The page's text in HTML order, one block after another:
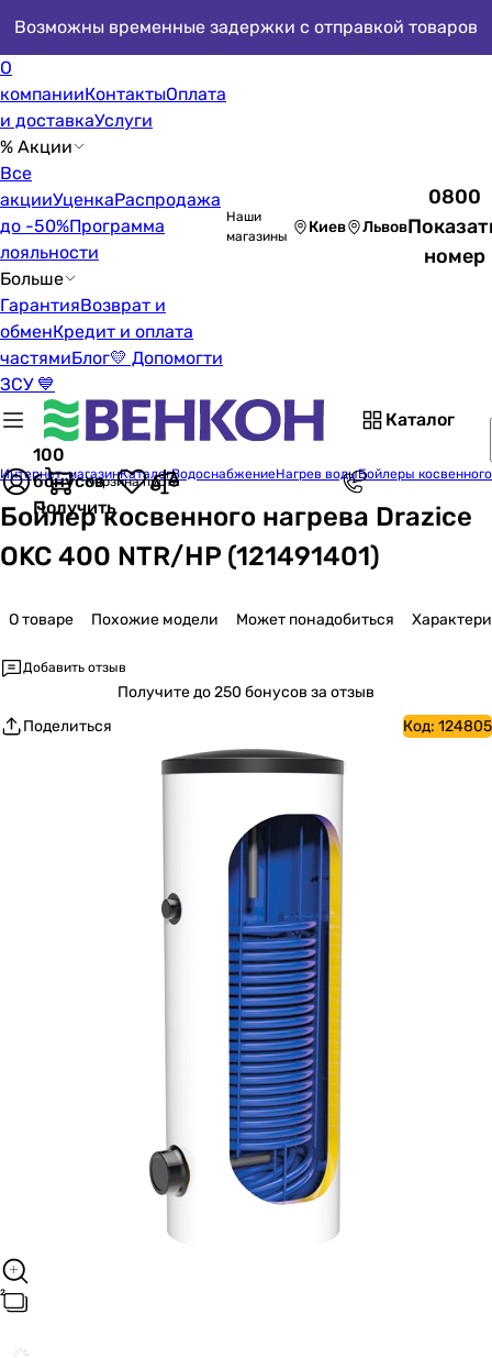
Возможны временные задержки с отправкой товаров
О
компанииКонтактыОплата
и доставкаУслуги
% Акции
Все
акцииУценкаРаспродажа
до -50%Программа
лояльности
Больше
ГарантияВозврат и
обменКредит и оплата
частямиБлог💛 Допомогти
ЗСУ 💙
Наши
магазины
Киев Львов
0800
номер
Каталог
100
бонусов
Получить
Корзина пуста
Интернет-магазинКаталогВодоснабжениеНагрев водыБойлеры
Бойлер косвенного нагрева Drazice
OKC 400 NTR/HP (121491401)
О товаре Похожие модели Может понадобиться
Добавить отзыв
Получитедо 250 бонусов за отзыв
Поделиться
Код: 124805